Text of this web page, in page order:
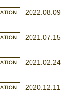
2022.08.09
2021.07.15
2021.02.24
2020.12.11